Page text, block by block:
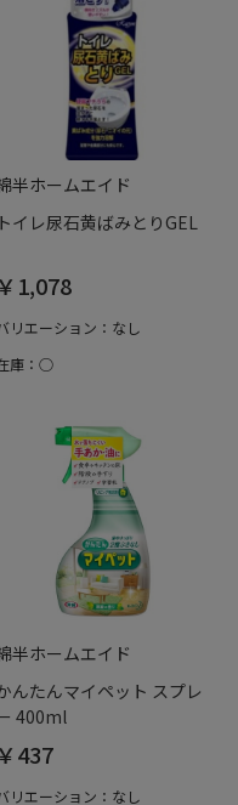
半ホームエイド
トイレ尿石黄ばみとりGEL
￥1,078
リエーション：なし
庫：○
半ホームエイド
んたんマイペット スプレ
400ml
￥437
リエーション：なし